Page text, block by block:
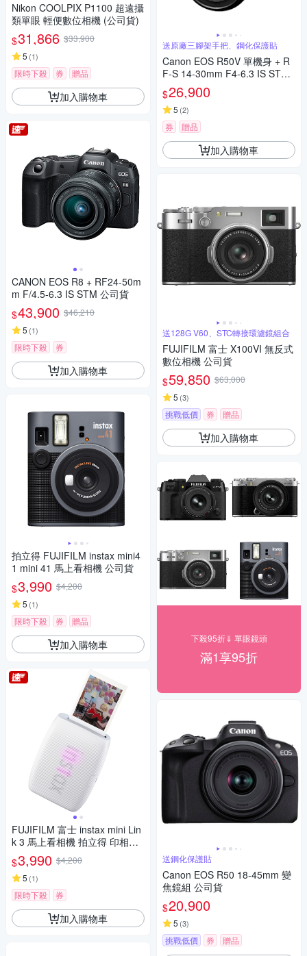
Nikon COOLPIX P1100 超遠攝
類單眼 輕便數位相機 (公司貨)
$31,866 $33,900
5 (1)
限時下殺 券 贈品
加入購物車
CANON EOS R8 + RF24-50m
m F/4.5-6.3 IS STM 公司貨
$43,900 $46,210
5 (1)
限時下殺 券
加入購物車
拍立得 FUJIFILM instax mini4
1 mini 41 馬上看相機 公司貨
$3,990 $4,200
5 (1)
限時下殺 券 贈品
加入購物車
FUJIFILM 富士 instax mini Lin
k 3 馬上看相機 拍立得 印相機
公司貨
$3,990 $4,200
5 (1)
限時下殺 券
加入購物車
送原廠三腳架手把、鋼化保護貼
Canon EOS R50V 單機身 + R
F-S 14-30mm F4-6.3 IS STM
PZ 變焦鏡組 公司貨
$26,900
5 (2)
券 贈品
加入購物車
送128G V60、STC轉接環濾鏡組合
FUJIFILM 富士 X100VI 無反式
數位相機 公司貨
$59,850 $63,000
5 (3)
挑戰低價 券 贈品
加入購物車
下殺95折⇓ 單眼鏡頭
滿1享95折
送鋼化保護貼
Canon EOS R50 18-45mm 變
焦鏡組 公司貨
$20,900
5 (3)
挑戰低價 券 贈品